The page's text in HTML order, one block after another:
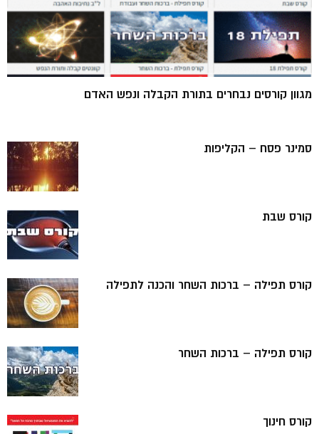
מגוון קורסים נבחרים בתורת הקבלה ונפש האדם
סמינר פסח – הקליפות
קורס שבת
קורס תפילה – ברכות השחר והכנה לתפילה
קורס תפילה – ברכות השחר
קורס חינוך